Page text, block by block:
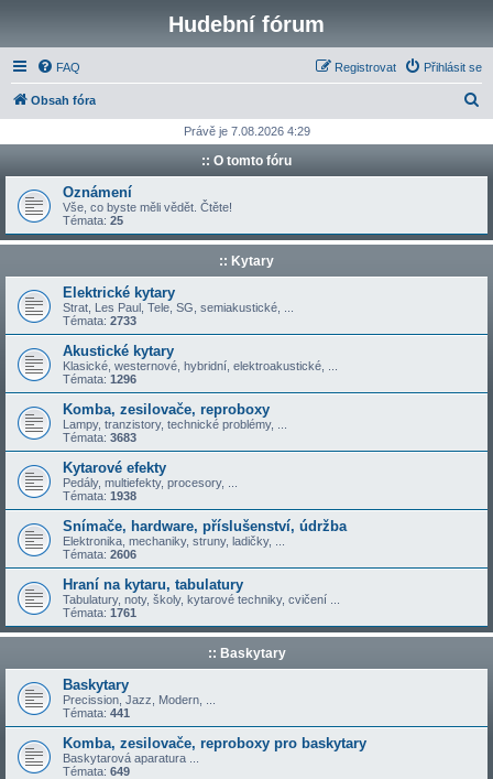
Hudební fórum
FAQ Přihlásit se
Registrovat
Obsah fóra
d
t
Právě je 7.08.2026 4:29
:: O tomto fóru
Oznámení
Vše, co byste měli vědět. Čtěte!
Témata: 25
:: Kytary
Elektrické kytary
Strat, Les Paul, Tele, SG, semiakustické, ...
Témata: 2733
Akustické kytary
Klasické, westernové, hybridní, elektroakustické, ...
Témata: 1296
Komba, zesilovače, reproboxy
Lampy, tranzistory, technické problémy, ...
Témata: 3683
Kytarové efekty
Pedály, multiefekty, procesory, ...
Témata: 1938
Snímače, hardware, příslušenství, údržba
Elektronika, mechaniky, struny, ladičky, ...
Témata: 2606
Hraní na kytaru, tabulatury
Tabulatury, noty, školy, kytarové techniky, cvičení ...
Témata: 1761
:: Baskytary
Baskytary
Precission, Jazz, Modern, ...
Témata: 441
Komba, zesilovače, reproboxy pro baskytary
Baskytarová aparatura ...
Témata: 649